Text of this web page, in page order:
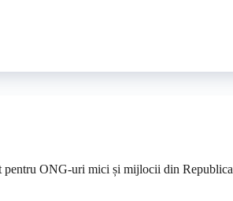
pentru ONG-uri mici și mijlocii din Republica